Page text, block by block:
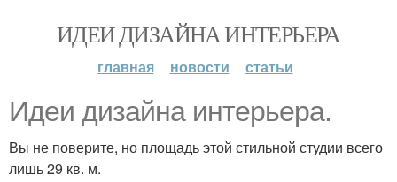
ИДЕИ ДИЗАЙНА ИНТЕРЬЕРА
главная новости статьи
Идеи дизайна интерьера.
Вы не поверите, но площадь этой стильной студии всего
лишь 29 кв. м.